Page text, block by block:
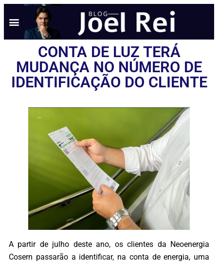
CONTA DE LUZ TERÁ
MUDANÇA NO NÚMERO DE
IDENTIFICAÇÃO DO CLIENTE
A partir de julho deste ano, os clientes da Neoenergia
Cosern passarão a identificar, na conta de energia, uma